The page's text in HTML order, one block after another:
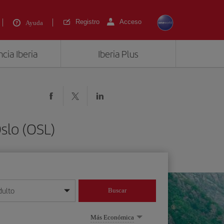
Ayuda Registro Acceso
Iberia Iberia Plus
(OSL)
mes/año
Buscar
Más Económica